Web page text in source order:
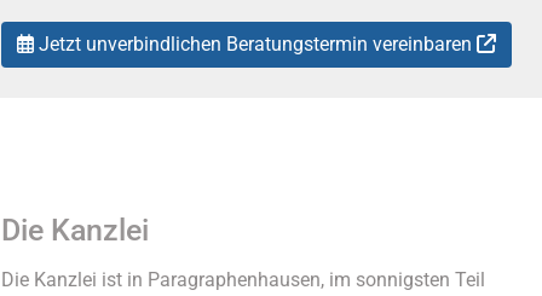
Jetzt unverbindlichen Beratungstermin vereinbaren
Die Kanzlei
Die Kanzlei ist in Paragraphenhausen, im sonnigsten Teil